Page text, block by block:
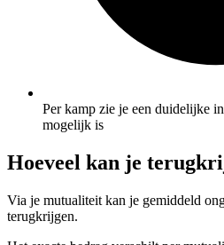
Per kamp zie je een duidelijke
mogelijk is
Hoeveel kan je
Via je mutualiteit kan je gemiddeld
terugkrijgen.